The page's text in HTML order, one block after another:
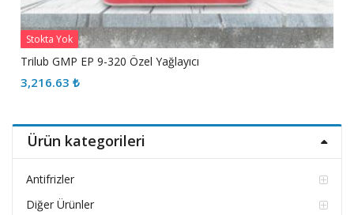
Stokta Yok
Trilub GMP EP 9-320 Özel Yağlayıcı
3,216.63 ₺
Ürün kategorileri
Antifrizler
Diğer Ürünler